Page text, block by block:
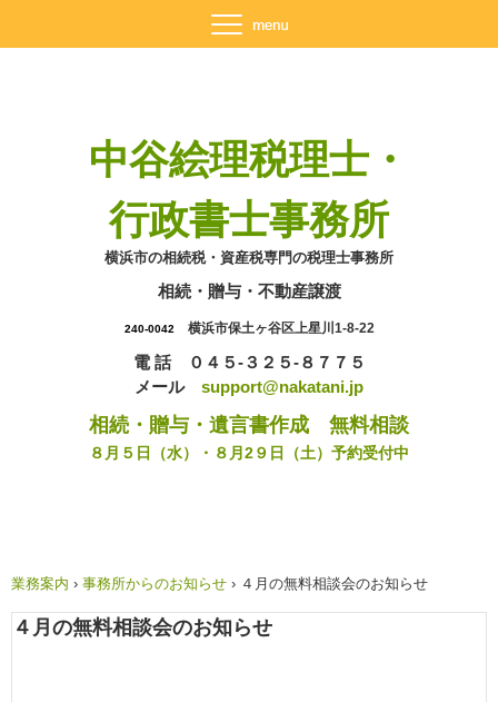
中谷絵理税理士・
行政書士事務所
横浜市の相続税・資産税専門の税理士事務所
相続・贈与・不動産譲渡
240-0042横浜市保土ヶ谷区上星川1-8-22
電 話 ０４５-３２５-８７７５
メール support@nakatani.jp
相続・贈与・遺言書作成 無料相談
８月５日（水）・８月2９日（土）予約受付中
業務案内 › 事務所からのお知らせ › ４月の無料相談会のお知らせ
４月の無料相談会のお知らせ